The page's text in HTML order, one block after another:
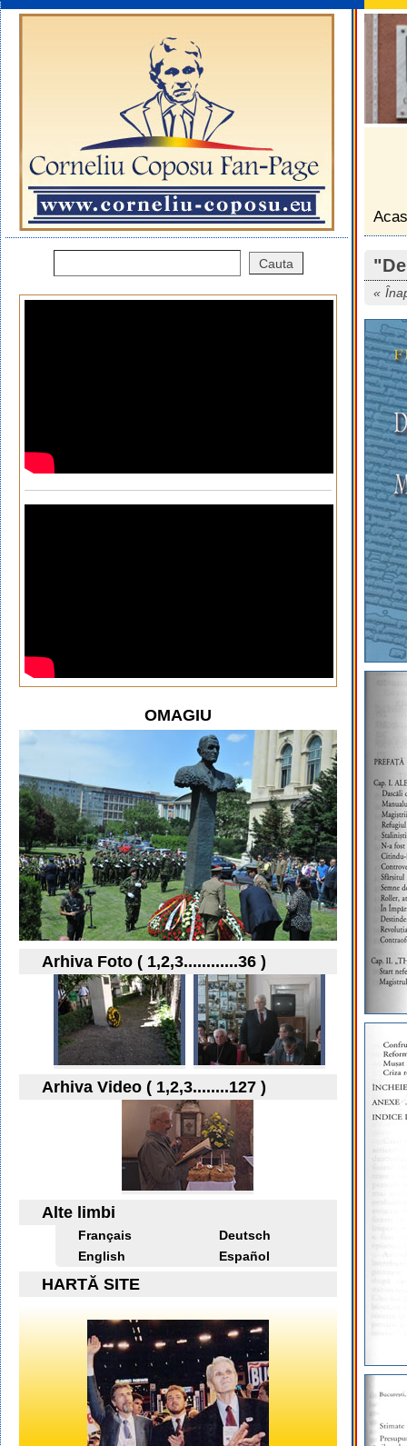
OMAGIU
Arhiva Foto ( 1,2,3............36 )
Arhiva Video ( 1,2,3........127 )
Alte limbi
Français
Deutsch
English
Español
HARTĂ SITE